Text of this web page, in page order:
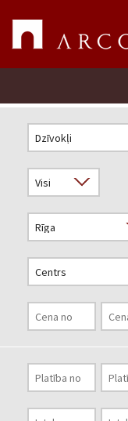
Novērtēt īpašumu
Uzņēmums
Pakalpojumi
Kontakti